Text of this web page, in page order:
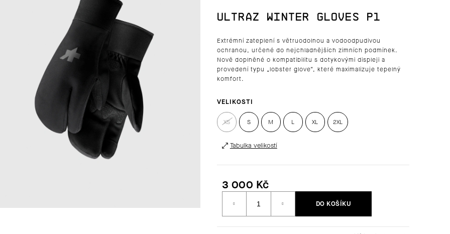
ULTRAZ WINTER GLOVES P1
Extrémní zateplení s větruodolnou a vodoodpudivou
ochranou, určené do nejchladnějších zimních podmínek.
Nově doplněné o kompatibilitu s dotykovými displeji a
provedení typu „lobster glove“, které maximalizuje tepelný
komfort.
VELIKOSTI
XS S M L XL 2XL
Tabulka velikostí
3 000 Kč
cena:
DO KOŠÍKU
DOPORUČUJEME